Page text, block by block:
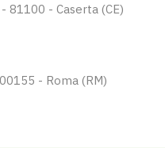
81100 - Caserta (CE)
- Roma (RM)